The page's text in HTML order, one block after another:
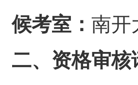
候考室： 南开
二、资格审核